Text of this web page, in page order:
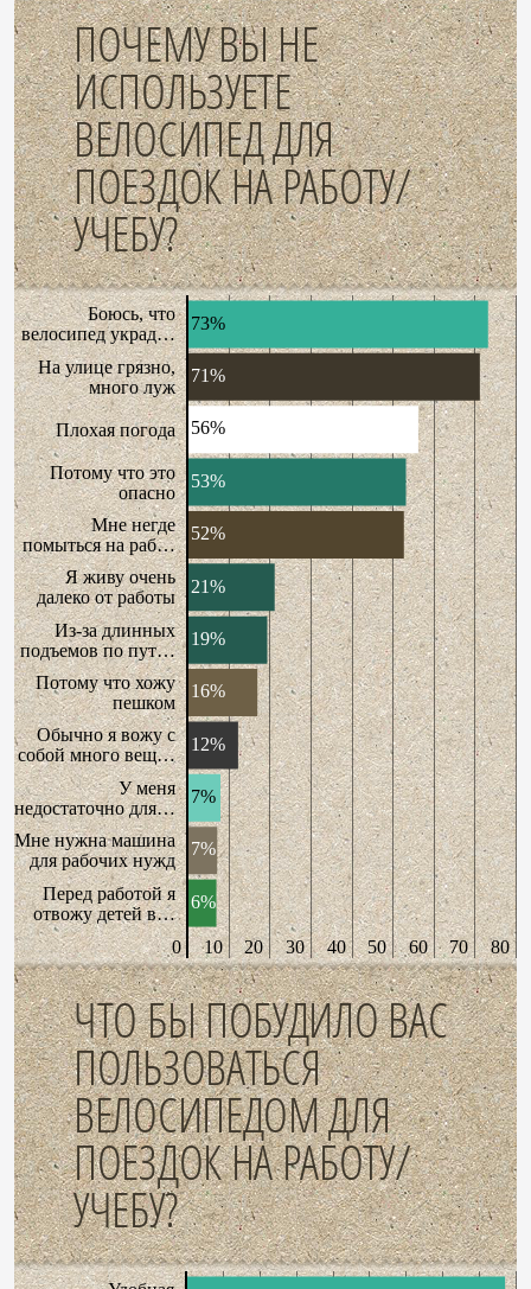
ПОЧЕМУ ВЫ НЕ
ИСПОЛЬЗУЕТЕ
ВЕЛОСИПЕД ДЛЯ
ПОЕЗДОК НА РАБОТУ/
УЧЕБУ?
Боюсь, что
велосипед украд…
На улице грязно,
много луж
Плохая погода
Потому что это
опасно
Мне негде
помыться на раб…
Я живу очень
далеко от работы
Из-за длинных
подъемов по пут…
Потому что хожу
пешком
Обычно я вожу с
собой много вещ…
У меня
недостаточно для…
Мне нужна машина
для рабочих нужд
Перед работой я
отвожу детей в…
0 10 20 30 40 50 60 70 80
73%
71%
56%
53%
52%
21%
19%
16%
12%
7%
7%
6%
ЧТО БЫ ПОБУДИЛО ВАС
ПОЛЬЗОВАТЬСЯ
ВЕЛОСИПЕДОМ ДЛЯ
ПОЕЗДОК НА РАБОТУ/
УЧЕБУ?